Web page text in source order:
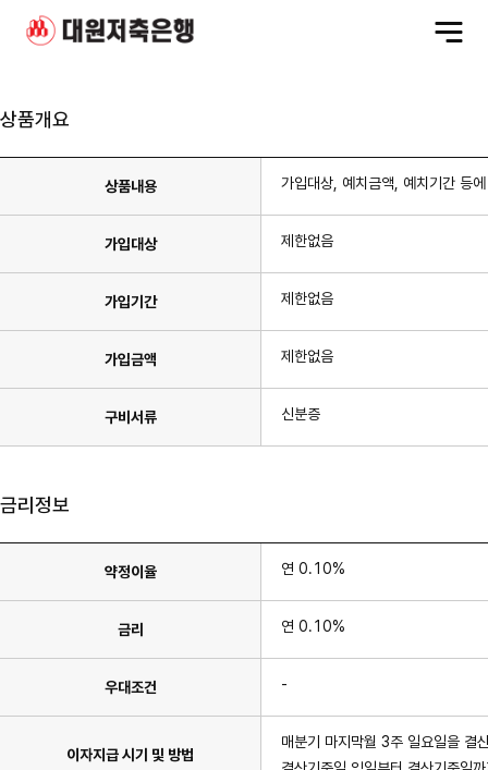
전
체
상품개요
상품내용 가입대상, 예치금액, 예치기간 등
가입대상 제한없음
가입기간 제한없음
가입금액 제한없음
구비서류 신분증
금리정보
약정이율 연 0.10%
금리 연 0.10%
우대조건 -
이자지급 시기 및 방법
매분기 마지막월 3주 일요일을 결